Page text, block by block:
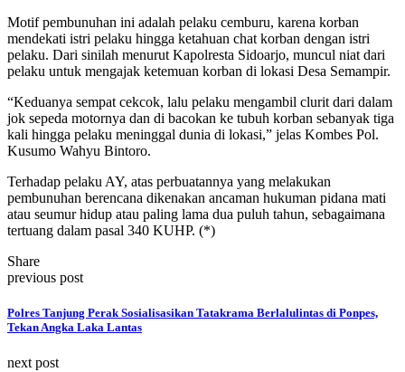
Motif pembunuhan ini adalah pelaku cemburu, karena korban
mendekati istri pelaku hingga ketahuan chat korban dengan istri
pelaku. Dari sinilah menurut Kapolresta Sidoarjo, muncul niat dari
pelaku untuk mengajak ketemuan korban di lokasi Desa Semampir.
“Keduanya sempat cekcok, lalu pelaku mengambil clurit dari dalam
jok sepeda motornya dan di bacokan ke tubuh korban sebanyak tiga
kali hingga pelaku meninggal dunia di lokasi,” jelas Kombes Pol.
Kusumo Wahyu Bintoro.
Terhadap pelaku AY, atas perbuatannya yang melakukan
pembunuhan berencana dikenakan ancaman hukuman pidana mati
atau seumur hidup atau paling lama dua puluh tahun, sebagaimana
tertuang dalam pasal 340 KUHP. (*)
Share
previous post
Polres Tanjung Perak Sosialisasikan Tatakrama Berlalulintas di Ponpes,
Tekan Angka Laka Lantas
next post